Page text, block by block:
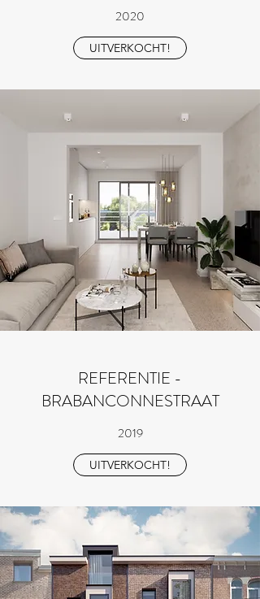
2020
UITVERKOCHT!
REFERENTIE -
BRABANCONNESTRAAT
2019
UITVERKOCHT!